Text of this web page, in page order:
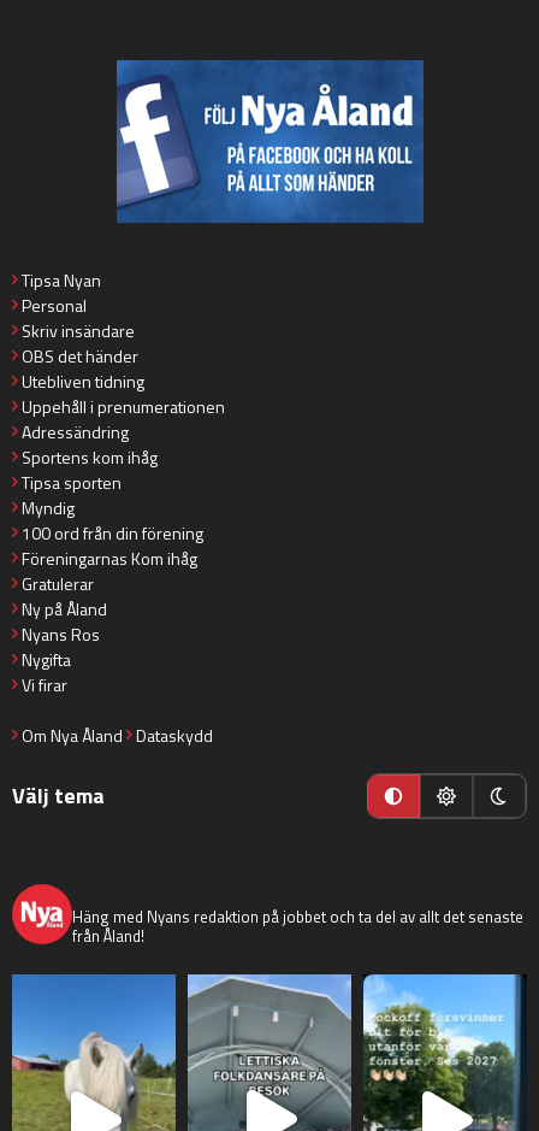
Tipsa Nyan
Personal
Skriv insändare
OBS det händer
Utebliven tidning
Uppehåll i prenumerationen
Adressändring
Sportens kom ihåg
Tipsa sporten
Myndig
100 ord från din förening
Föreningarnas Kom ihåg
Gratulerar
Ny på Åland
Nyans Ros
Nygifta
Vi firar
Om Nya Åland Dataskydd
Välj tema
Häng med Nyans redaktion på jobbet och ta del av allt det senaste
från Åland!